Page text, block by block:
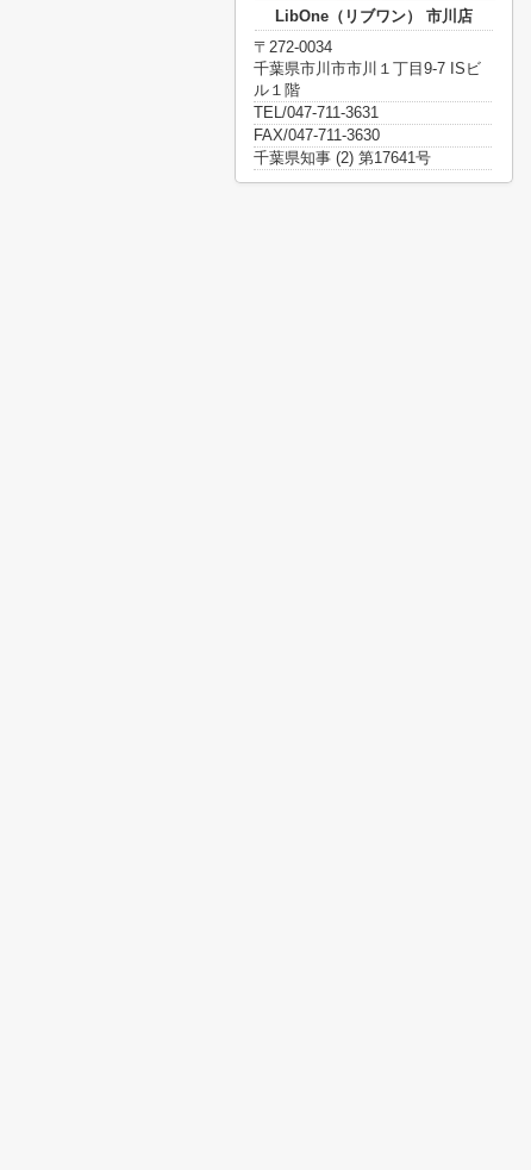
LibOne（リブワン） 市川店
〒272-0034
千葉県市川市市川１丁目9-7 ISビ
ル１階
TEL/047-711-3631
FAX/047-711-3630
千葉県知事 (2) 第17641号